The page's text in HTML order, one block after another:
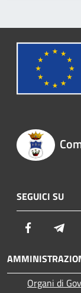
SEGUICI SU
Facebook
Organi di